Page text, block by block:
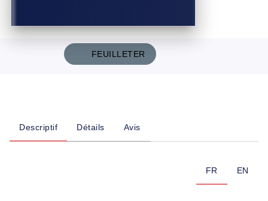
FEUILLETER
Descriptif Détails Avis
FR EN